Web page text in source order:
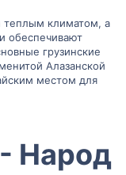
теплым климатом, а
обеспечивают
грузинские
Алазанской
местом для
Народ